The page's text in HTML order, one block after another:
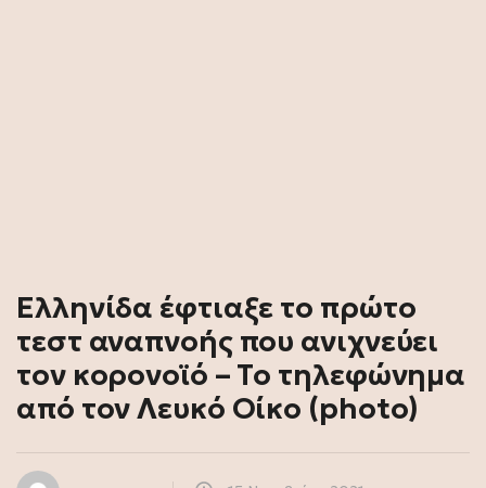
Ελληνίδα έφτιαξε το πρώτο
τεστ αναπνοής που ανιχνεύει
τον κορονοϊό – Το τηλεφώνημα
από τον Λευκό Οίκο (photo)